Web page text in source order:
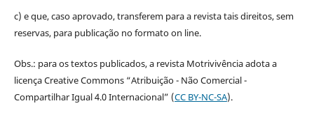
c) e que, caso aprovado, transferem para a revista tais direitos, sem
reservas, para publicação no formato on line.
Obs.: para os textos publicados, a revista Motrivivência adota a
licença Creative Commons “Atribuição - Não Comercial -
Compartilhar Igual 4.0 Internacional” (CC BY-NC-SA).